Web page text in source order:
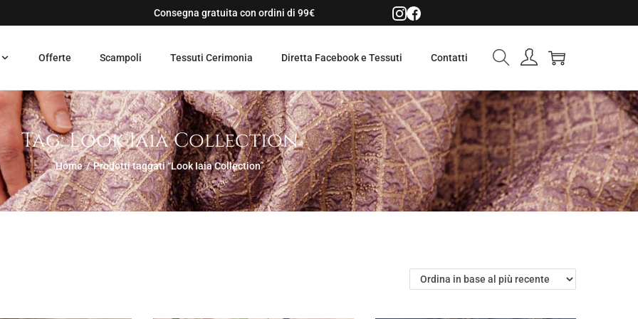
Consegna gratuita con ordini di 99€
Offerte Scampoli Tessuti Cerimonia Diretta Facebook e Tessuti Contatti
Tag:Look Iaia Collection
Home / Prodotti taggati “Look Iaia Collection”